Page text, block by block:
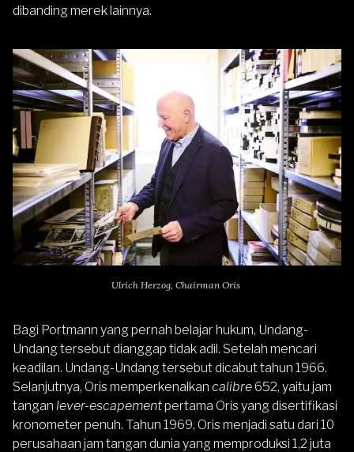
dibanding merek lainnya.
Ulrich Herzog, Chairman Oris
Bagi Portmann yang pernah belajar hukum, Undang-
Undang tersebut dianggap tidak adil. Setelah mencari
keadilan. Undang-Undang tersebut dicabut tahun 1966.
Selanjutnya, Oris memperkenalkan calibre652, yaitu jam
tangan lever-escapementpertama Oris yang disertifikasi
kronometer penuh. Tahun 1969, Oris menjadi satu dari 10
perusahaan jam tangan dunia yang memproduksi 1,2 juta